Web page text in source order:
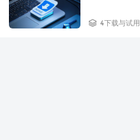
 4下载与试用